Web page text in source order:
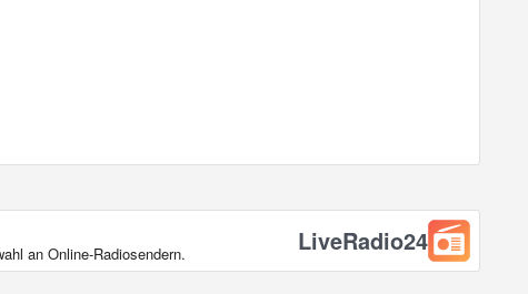
an Online‑Radiosendern. LiveRadio24